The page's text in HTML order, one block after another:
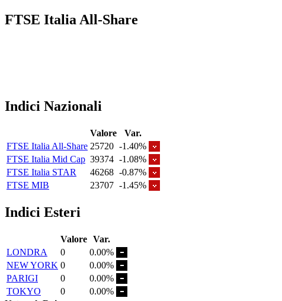
FTSE Italia All-Share
Indici Nazionali
Valore
Var.
FTSE Italia All-Share 25720 -1.40%
FTSE Italia Mid Cap 39374 -1.08%
FTSE Italia STAR
46268 -0.87%
FTSE MIB
23707 -1.45%
Indici Esteri
Valore Var.
LONDRA
0
0.00%
NEW YORK 0
0.00%
PARIGI
0
0.00%
TOKYO
0
0.00%